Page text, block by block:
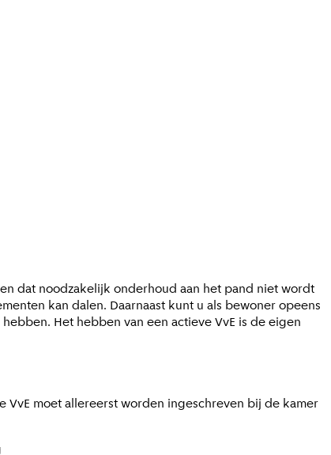
dat noodzakelijk onderhoud aan het pand niet wordt
kan dalen. Daarnaast kunt u als bewoner opeens
Het hebben van een actieve VvE is de eigen
VvE moet allereerst worden ingeschreven bij de kamer